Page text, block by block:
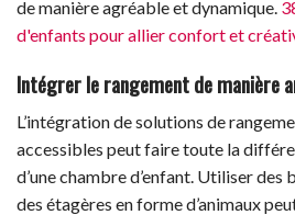
de manière agréable et dynamique.
d'enfants pour allier confort et
Intégrer le rangement de manière
L’intégration de solutions de
accessibles peut faire toute la
d’une chambre d’enfant. Utiliser des
des étagères en forme d’animaux